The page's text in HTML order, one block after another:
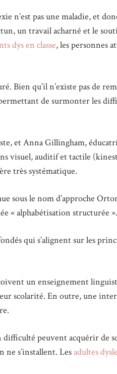
n’est pas une maladie, et
un travail acharné et le
dys en classe, les personnes
Bien qu’il n’existe pas de
de surmonter les
et Anna Gillingham,
visuel, auditif et tactile
très systématique.
sous le nom d’approche
« alphabétisation structurée ».
qui s’alignent sur les
un enseignement
scolarité. En outre, une
peuvent acquérir de
ne s’installent. Lesadultes